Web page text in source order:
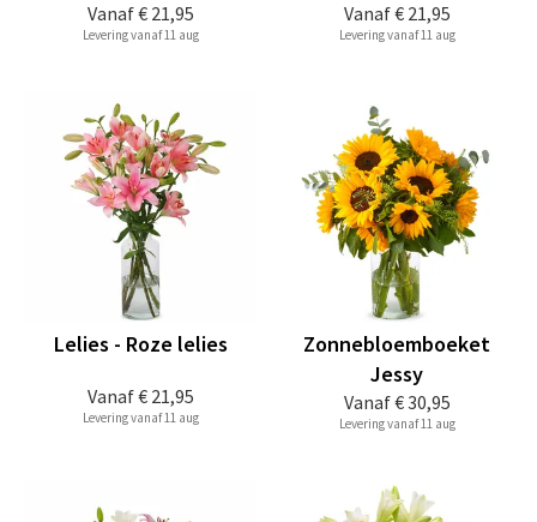
Vanaf€ 21,95
Levering vanaf 11 aug
Vanaf€ 21,95
Levering vanaf 11 aug
Vanaf€ 21,95
Lelies - Roze lelies
Levering vanaf 11 aug
Vanaf€ 30,95
Zonnebloemboeket
Jessy
Levering vanaf 11 aug